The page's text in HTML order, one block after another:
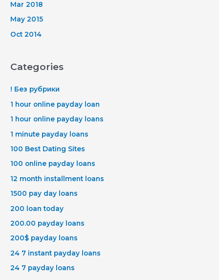
Mar 2018
May 2015
Oct 2014
Categories
! Без рубрики
1 hour online payday loan
1 hour online payday loans
1 minute payday loans
100 Best Dating Sites
100 online payday loans
12 month installment loans
1500 pay day loans
200 loan today
200.00 payday loans
200$ payday loans
24 7 instant payday loans
24 7 payday loans